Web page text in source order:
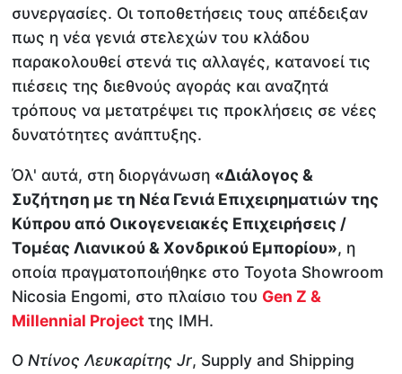
συνεργασίες. Οι τοποθετήσεις τους απέδειξαν
πως η νέα γενιά στελεχών του κλάδου
παρακολουθεί στενά τις αλλαγές, κατανοεί τις
πιέσεις της διεθνούς αγοράς και αναζητά
τρόπους να μετατρέψει τις προκλήσεις σε νέες
δυνατότητες ανάπτυξης.
Όλ' αυτά, στη διοργάνωση «Διάλογος &
Συζήτηση με τη Νέα Γενιά Επιχειρηματιών της
Κύπρου από Οικογενειακές Επιχειρήσεις /
Τομέας Λιανικού & Χονδρικού Εμπορίου», η
οποία πραγματοποιήθηκε στο Toyota Showroom
Nicosia Engomi, στο πλαίσιο του Gen Z &
Millennial Projectτης IMH.
ΟΝτίνος Λευκαρίτης Jr, Supply and Shipping